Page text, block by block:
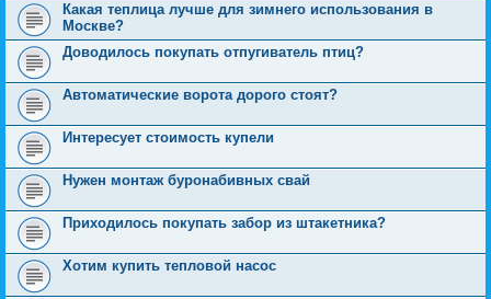
Какая теплица лучше для зимнего использования в
Москве?
Доводилось покупать отпугиватель птиц?
Автоматические ворота дорого стоят?
Интересует стоимость купели
Нужен монтаж буронабивных свай
Приходилось покупать забор из штакетника?
Хотим купить тепловой насос